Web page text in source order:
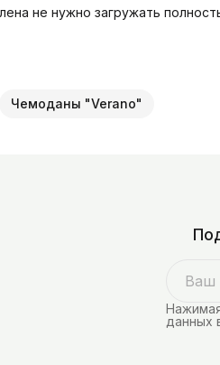
не нужно загружать
Чемоданы "Verano"
данных